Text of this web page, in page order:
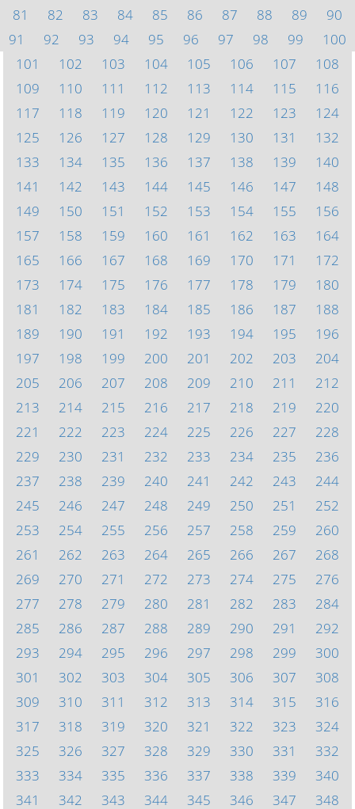
81
82 83 84 85 86 87 88 89
90
91
92 93 94 95 96 97 98 99
100
101
102 103 104 105 106 107
108
109
110 111 112 113 114 115
116
117
118 119 120 121 122 123
124
125
126 127 128 129 130 131
132
133
134 135 136 137 138 139
140
141
142 143 144 145 146 147
148
149
150 151 152 153 154 155
156
157
158 159 160 161 162 163
164
165
166 167 168 169 170 171
172
173
174 175 176 177 178 179
180
181
182 183 184 185 186 187
188
189
190 191 192 193 194 195
196
197
198 199 200 201 202 203
204
205
206 207 208 209 210 211
212
213
214 215 216 217 218 219
220
221
222 223 224 225 226 227
228
229
230 231 232 233 234 235
236
237
238 239 240 241 242 243
244
245
246 247 248 249 250 251
252
253
254 255 256 257 258 259
260
261
262 263 264 265 266 267
268
269
270 271 272 273 274 275
276
277
278 279 280 281 282 283
284
285
286 287 288 289 290 291
292
293
294 295 296 297 298 299
300
301
302 303 304 305 306 307
308
309
310 311 312 313 314 315
316
317
318 319 320 321 322 323
324
325
326 327 328 329 330 331
332
333
334 335 336 337 338 339
340
341
342 343 344 345 346 347 348